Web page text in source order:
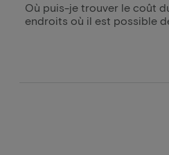
Où puis-je trouver le coût
endroits où il est possible